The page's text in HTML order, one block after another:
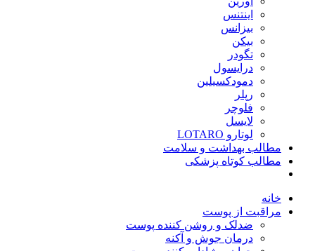
اینتنس
بیزانس
بیکن
تگودر
درایسول
دمودکسیلین
رپلر
فلوچر
لایسل
لوتارو LOTARO
مطالب بهداشت و سلامت
مطالب کوتاه پزشکی
خانه
مراقبت از پوست
ضدلک و روشن کننده پوست
درمان جوش و آکنه